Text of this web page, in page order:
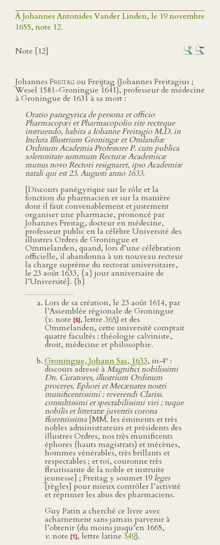
À Johannes Antonides Vander Linden, le 19 novembre
1655, note 12.
Note [12]
Johannes Freitagou Freijtag (Johannes Freitagius ;
Wesel 1581-Groningue 1641), professeur de médecine
à Groningue de 1631 à sa mort :
Oratio panegyrica de persona et officio
Pharmacopæi et Pharmacopolio rite recteque
instruendo, habita a Iohanne Freitagio M.D. in
Incluta Illustrium Groningæ et Omlandiæ
Ordinum Academia Professore P. cum publica
solemnitate summum Recturæ Academicæ
munus novo Rectori resignaret, ipso Academiæ
natali qui est 23. Augusti anno 1633.
[Discours panégyrique sur le rôle et la
fonction du pharmacien et sur la manière
dont il faut convenablement et justement
organiser une pharmacie, prononcé par
Johannes Freitag, docteur en médecine,
professeur public en la célèbre Université des
illustres Ordres de Groningue et
Ommelanden, quand, lors d’une célébration
officielle, il abandonna à un nouveau recteur
la charge suprême du rectorat universitaire,
le 23 août 1633, {a} jour anniversaire de
l’Université]. {b}
Lors de sa création, le 23 août 1614, par
l’Assemblée régionale de Groningue
(v. note [6], lettre 365) et des
Ommelanden, cette université comptait
quatre facultés : théologie calviniste,
droit, médecine et philosophie.
Groningue, Johann Sas, 1633, in‑4o :
discours adressé à Magnifici nobilissimi
Dn. Curatores, illustrium Ordinum
proceres, Ephori et Mecænates nostri
munificentissimi : reverendi Clariss.
consultissimi et spectabilissimi viri ; tuque
nobilis et litteratæ juventis corona
florentissima [MM. les éminents et très
nobles administrateurs et présidents des
illustres Ordres, nos très munificents
éphores (hauts magistrats) et mécènes,
hommes vénérables, très brillants et
respectables ; et toi, couronne très
fleurissante de la noble et instruite
jeunesse] ; Freitag y soumet 19leges
[règles] pour mieux contrôler l’activité
et réprimer les abus des pharmaciens.
Guy Patin a cherché ce livre avec
acharnement sans jamais parvenir à
l’obtenir (du moins jusqu’en 1665,
v. note [1], lettre latine 349).